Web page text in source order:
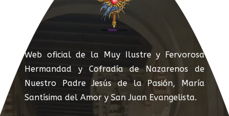
Web oficial de la Muy Ilustre y Fervorosa
Hermandad y Cofradía de Nazarenos de
Nuestro Padre Jesús de la Pasión, María
Santísima del Amor y San Juan Evangelista.